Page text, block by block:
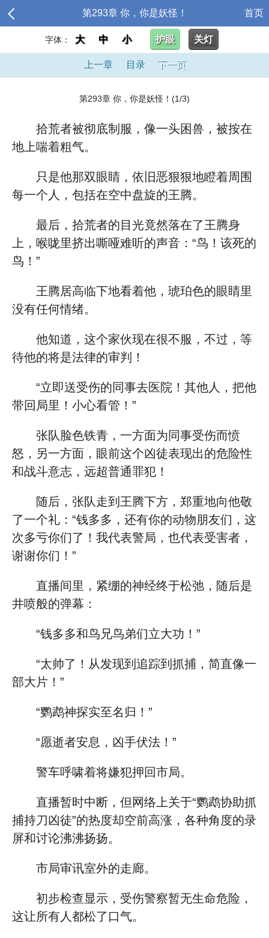
第293章 你，你是妖怪！ 首页
字体： 大 中 小 护眼 关灯
上一章 目录 下一页
第293章 你，你是妖怪！(1/3)
拾荒者被彻底制服，像一头困兽，被按在
地上喘着粗气。
只是他那双眼睛，依旧恶狠狠地瞪着周围
每一个人，包括在空中盘旋的王腾。
最后，拾荒者的目光竟然落在了王腾身
上，喉咙里挤出嘶哑难听的声音：“鸟！该死的
鸟！”
王腾居高临下地看着他，琥珀色的眼睛里
没有任何情绪。
他知道，这个家伙现在很不服，不过，等
待他的将是法律的审判！
“立即送受伤的同事去医院！其他人，把他
带回局里！小心看管！”
张队脸色铁青，一方面为同事受伤而愤
怒，另一方面，眼前这个凶徒表现出的危险性
和战斗意志，远超普通罪犯！
随后，张队走到王腾下方，郑重地向他敬
了一个礼：“钱多多，还有你的动物朋友们，这
次多亏你们了！我代表警局，也代表受害者，
谢谢你们！”
直播间里，紧绷的神经终于松弛，随后是
井喷般的弹幕：
“钱多多和鸟兄鸟弟们立大功！”
“太帅了！从发现到追踪到抓捕，简直像一
部大片！”
“鹦鹉神探实至名归！”
“愿逝者安息，凶手伏法！”
警车呼啸着将嫌犯押回市局。
直播暂时中断，但网络上关于“鹦鹉协助抓
捕持刀凶徒”的热度却空前高涨，各种角度的录
屏和讨论沸沸扬扬。
市局审讯室外的走廊。
初步检查显示，受伤警察暂无生命危险，
这让所有人都松了口气。